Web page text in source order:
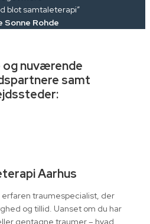
blot samtaleterapi”
Sonne Rohde
og nuværende
samt
Aarhus
erfaren traumespecialist, der
og tillid. Uanset om du har
gentagne traumer – hvad